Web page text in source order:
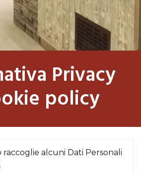
Privacy
policy
raccoglie alcuni Dati Personali